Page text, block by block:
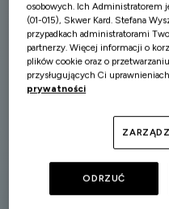
osobowych. Ich Administratorem
(01-015), Skwer Kard. Stefana
przypadkach administratorami
partnerzy. Więcej informacji o
plików cookie oraz o
przysługujących Ci
prywatności
ODRZUĆ